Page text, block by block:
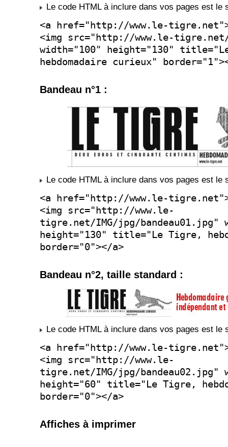
Le code HTML à inclure dans vos pages est le
<a href="http://www.le-
<img src="http://www.le-
width="100" height="130"
hebdomadaire curieux"
Bandeau n°1 :
Le code HTML à inclure dans vos pages est le
<a href="http://www.le-
<img src="http://www.le-
tigre.net/IMG/jpg/bandeau01.jpg"
height="130" title="Le Tigre,
border="0"></a>
Bandeau n°2, taille standard :
Le code HTML à inclure dans vos pages est le
<a href="http://www.le-
<img src="http://www.le-
tigre.net/IMG/jpg/bandeau02.jpg"
height="60" title="Le Tigre,
border="0"></a>
Affiches à imprimer